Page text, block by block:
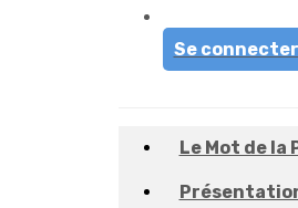
Se connecter
Le Mot de la